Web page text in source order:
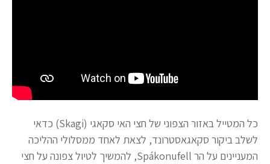
כל המטייל באזור הצפוני של חצי האי סקאגי (Skagi) כדאי
לשלב ביקור סקאגאסטרונד, לצאת לאחד ממסלולי ההליכה
המעניינים על הר Spákonufell, להמשיך לטיול צפונה על חצי